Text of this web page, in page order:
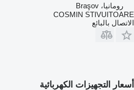
رومانيا، Braşov
COSMIN STIVUITOARE
الاتصال بالبائع
أسعار التجهيزات الكهربائية